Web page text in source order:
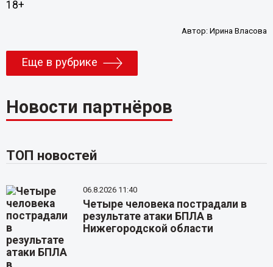
18+
Автор:Ирина Власова
Еще в рубрике
Новости партнёров
ТОП новостей
06.8.2026 11:40
Четыре человека пострадали в
результате атаки БПЛА в
Нижегородской области